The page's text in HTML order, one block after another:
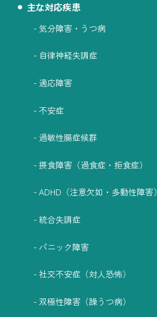
主な対応疾患
気分障害・うつ病
自律神経失調症
適応障害
不安症
過敏性腸症候群
摂食障害（過食症・拒食症）
ADHD（注意欠如・多動性障害）
統合失調症
パニック障害
社交不安症（対人恐怖）
双極性障害（躁うつ病）